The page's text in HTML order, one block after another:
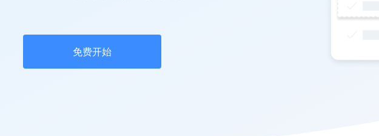
免费开始